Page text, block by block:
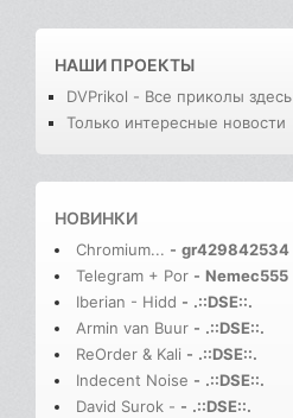
НАШИ ПРОЕКТЫ
DVPrikol - Все приколы здесь
Только интересные новости
НОВИНКИ
Chromium... - gr429842534
Telegram + Por - Nemec555
Iberian - Hidd - .::DSE::.
Armin van Buur - .::DSE::.
ReOrder & Kali - .::DSE::.
Indecent Noise - .::DSE::.
David Surok - - .::DSE::.